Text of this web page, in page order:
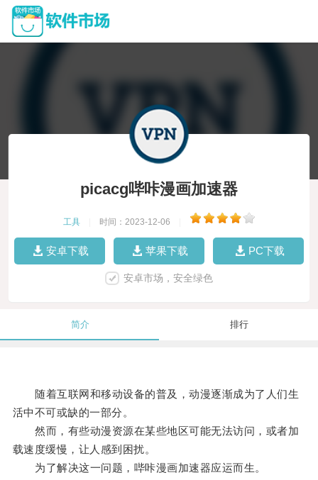
picacg哔咔漫画加速器
工具 时间：2023-12-06
安卓下载 苹果下载 PC下载
安卓市场，安全绿色
简介 排行
随着互联网和移动设备的普及，动漫逐渐成为了人们生
活中不可或缺的一部分。
然而，有些动漫资源在某些地区可能无法访问，或者加
载速度缓慢，让人感到困扰。
为了解决这一问题，哔咔漫画加速器应运而生。